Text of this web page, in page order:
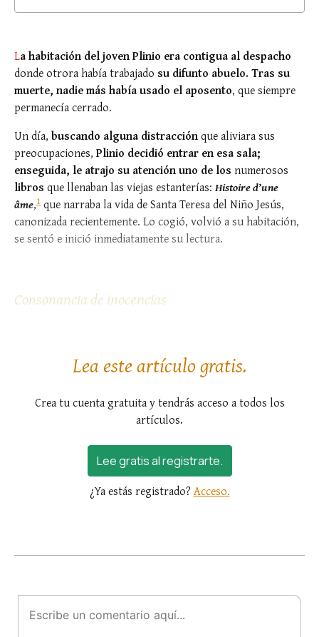
La habitación del joven Plinio era contigua al despacho
donde otrora había trabajado su difunto abuelo. Tras su
muerte, nadie más había usado el aposento, que siempre
permanecía cerrado.
Un día, buscando alguna distracciónque aliviara sus
preocupaciones, Plinio decidió entrar en esa sala;
enseguida, le atrajo su atención uno de los numerosos
libros que llenaban las viejas estanterías: Histoire d’une
âme,1 que narraba la vida de Santa Teresa del Niño Jesús,
canonizada recientemente. Lo cogió, volvió a su habitación,
se sentó e inició inmediatamente su lectura.
Consonancia de inocencias
Lea este artículo gratis.
Crea tu cuenta gratuita y tendrás acceso a todos los
artículos.
Lee gratis al registrarte.
¿Ya estás registrado? Acceso.